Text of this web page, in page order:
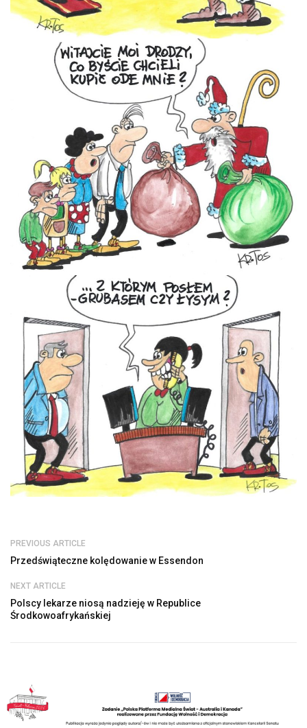
PREVIOUS ARTICLE
Przedświąteczne kolędowanie w Essendon
NEXT ARTICLE
Polscy lekarze niosą nadzieję w Republice
Środkowoafrykańskiej